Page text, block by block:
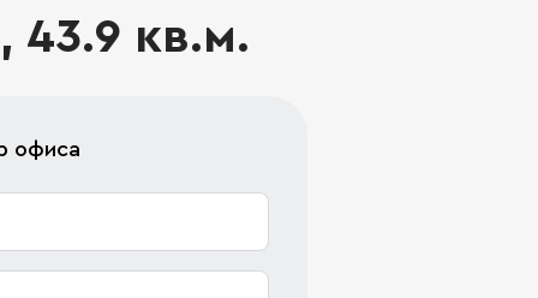
43.9 кв.м.
офиса